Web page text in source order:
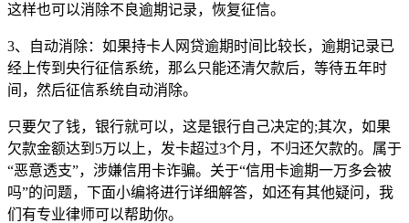
这样也可以消除不良逾期记录，恢复征信。
3、自动消除：如果持卡人网贷逾期时间比较长，逾期记录已
经上传到央行征信系统，那么只能还清欠款后，等待五年时
间，然后征信系统自动消除。
只要欠了钱，银行就可以，这是银行自己决定的;其次，如果
欠款金额达到5万以上，发卡超过3个月，不归还欠款的。属于
“恶意透支”，涉嫌信用卡诈骗。关于“信用卡逾期一万多会被
吗”的问题，下面小编将进行详细解答，如还有其他疑问，我
们有专业律师可以帮助你。